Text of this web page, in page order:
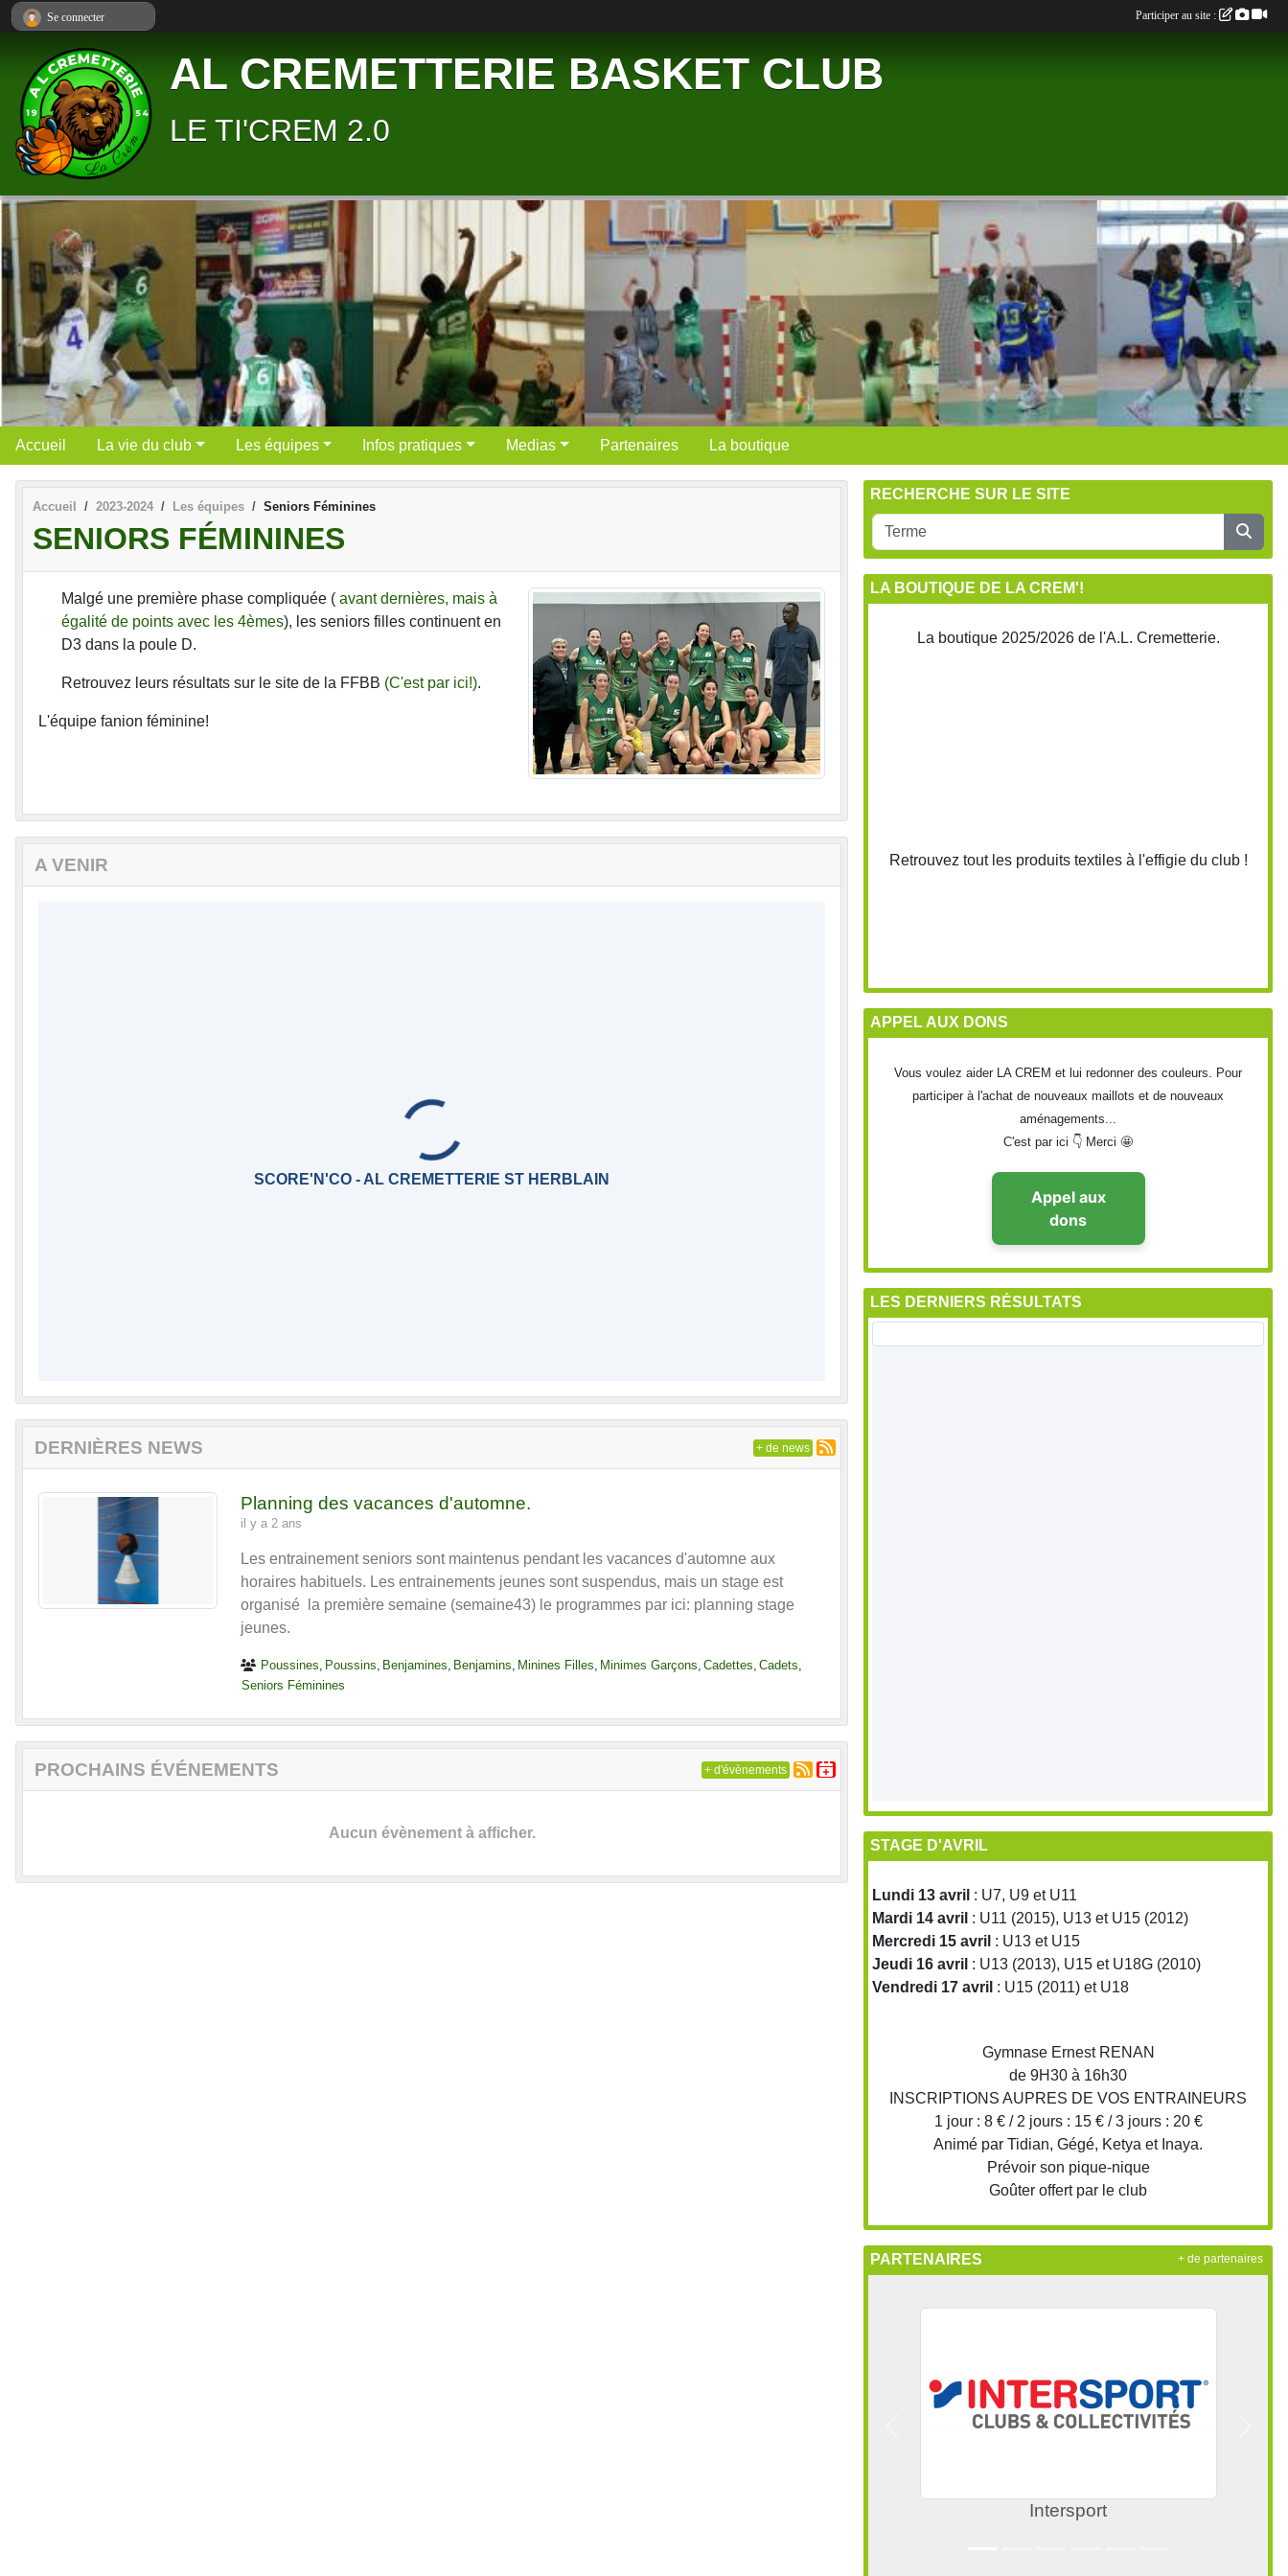
AL CREMETTERIE BASKET CLUB
LE TI'CREM 2.0
Accueil La vie du club Les équipes Infos pratiques Medias Partenaires La boutique
Accueil 2023-2024 Les équipes Seniors Féminines
SENIORS FÉMININES
Malgé une première phase compliquée ( avant dernières, mais à
égalité de points avec les 4èmes), les seniors filles continuent en
D3 dans la poule D.
Retrouvez leurs résultats sur le site de la FFBB (C'est par ici!).
L'équipe fanion féminine!
A VENIR
SCORE'N'CO - AL CREMETTERIE ST HERBLAIN
DERNIÈRES NEWS
Planning des vacances d'automne.
il y a 2 ans
Les entrainement seniors sont maintenus pendant les vacances d'automne aux
horaires habituels. Les entrainements jeunes sont suspendus, mais un stage est
organisé la première semaine (semaine43) le programmes par ici: planning stage
jeunes.
Poussines Poussins Benjamines Benjamins Minines Filles Minimes Garçons Cadettes Cadets
Seniors Féminines
+ de news
PROCHAINS ÉVÉNEMENTS
Aucun évènement à afficher.
+ d'évènements
RECHERCHE SUR LE SITE
LA BOUTIQUE DE LA CREM'!
La boutique 2025/2026 de l'A.L. Cremetterie.
Retrouvez tout les produits textiles à l'effigie du club !
APPEL AUX DONS
Vous voulez aider LA CREM et lui redonner des couleurs. Pour
participer à l'achat de nouveaux maillots et de nouveaux
aménagements...
C'est par ici 👇 Merci 🤩
Appel aux
dons
LES DERNIERS RÉSULTATS
STAGE D'AVRIL
Lundi 13 avril : U7, U9 et U11
Mardi 14 avril : U11 (2015), U13 et U15 (2012)
Mercredi 15 avril : U13 et U15
Jeudi 16 avril : U13 (2013), U15 et U18G (2010)
Vendredi 17 avril : U15 (2011) et U18
Gymnase Ernest RENAN
de 9H30 à 16h30
INSCRIPTIONS AUPRES DE VOS ENTRAINEURS
1 jour : 8 € / 2 jours : 15 € / 3 jours : 20 €
Animé par Tidian, Gégé, Ketya et Inaya.
Prévoir son pique-nique
Goûter offert par le club
PARTENAIRES
Intersport
+ de partenaires
Se connecter Participer au site :
Panneau de gestion des cookies